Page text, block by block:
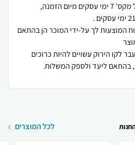
הזמנה,
המוצעות לך על-ידי המוכר הן בהתאם
לקו הירוק עשויים להיות כרוכים
בהתאם ליעד ולספק המשלוח.
לכל המוצרים